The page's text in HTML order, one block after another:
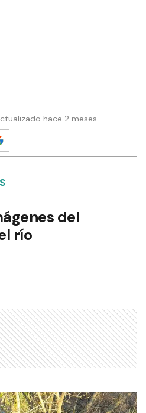
hace 2 meses
del
río